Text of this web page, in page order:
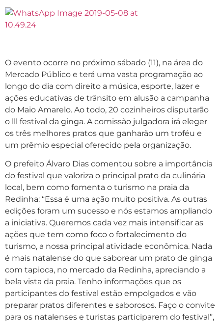
O evento ocorre no próximo sábado (11), na área do
Mercado Público e terá uma vasta programação ao
longo do dia com direito a música, esporte, lazer e
ações educativas de trânsito em alusão a campanha
do Maio Amarelo. Ao todo, 20 cozinheiros disputarão
o lll festival da ginga. A comissão julgadora irá eleger
os três melhores pratos que ganharão um troféu e
um prêmio especial oferecido pela organização.
O prefeito Álvaro Dias comentou sobre a importância
do festival que valoriza o principal prato da culinária
local, bem como fomenta o turismo na praia da
Redinha: “Essa é uma ação muito positiva. As outras
edições foram um sucesso e nós estamos ampliando
a iniciativa. Queremos cada vez mais intensificar as
ações que tem como foco o fortalecimento do
turismo, a nossa principal atividade econômica. Nada
é mais natalense do que saborear um prato de ginga
com tapioca, no mercado da Redinha, apreciando a
bela vista da praia. Tenho informações que os
participantes do festival estão empolgados e vão
preparar pratos diferentes e saborosos. Faço o convite
para os natalenses e turistas participarem do festival”,